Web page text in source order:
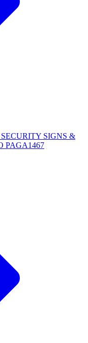
SECURITY SIGNS &
PAGA1467